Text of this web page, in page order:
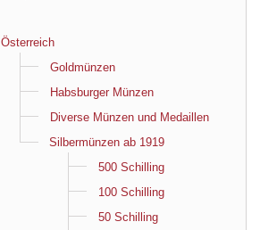
Österreich
Goldmünzen
Habsburger Münzen
Diverse Münzen und Medaillen
Silbermünzen ab 1919
500 Schilling
100 Schilling
50 Schilling